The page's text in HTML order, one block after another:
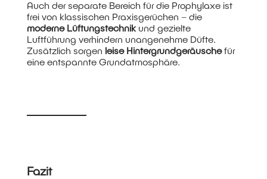
Auch der separate Bereich für die Prophylaxe ist
frei von klassischen Praxisgerüchen – die
moderne Lüftungstechnik und gezielte
Luftführung verhindern unangenehme Düfte.
Zusätzlich sorgen leise Hintergrundgeräuschefür
eine entspannte Grundatmosphäre.
Fazit